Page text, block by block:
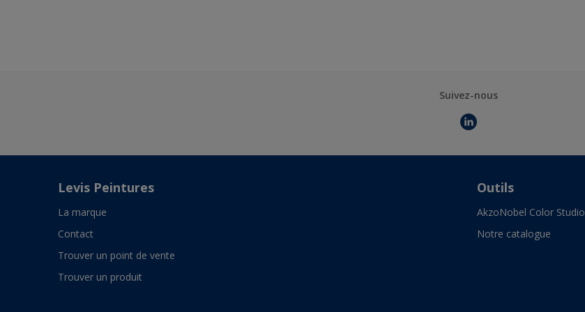
Suivez-nous
Levis Peintures
La marque
Contact
Trouver un point de vente
Trouver un produit
Outils
AkzoNobel Color Studio
Notre catalogue